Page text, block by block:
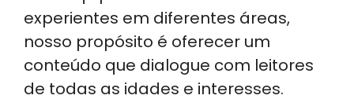
experientes em diferentes áreas,
nosso propósito é oferecer um
conteúdo que dialogue com leitores
de todas as idades e interesses.